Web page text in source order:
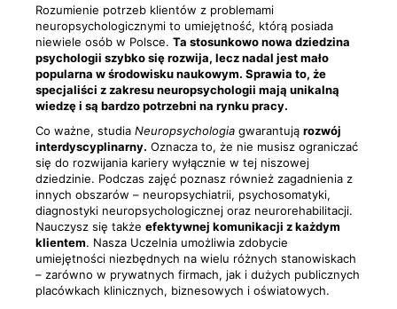
Rozumienie potrzeb klientów z problemami
neuropsychologicznymi to umiejętność, którą posiada
niewiele osób w Polsce.Ta stosunkowo nowa dziedzina
psychologii szybko się rozwija, lecz nadal jest mało
popularna w środowisku naukowym. Sprawia to, że
specjaliści z zakresu neuropsychologii mają unikalną
wiedzę i są bardzo potrzebni na rynku pracy.
Co ważne, studiaNeuropsychologiagwarantująrozwój
interdyscyplinarny. Oznacza to, że nie musisz ograniczać
się do rozwijania kariery wyłącznie w tej niszowej
dziedzinie. Podczas zajęć poznasz również zagadnienia z
innych obszarów – neuropsychiatrii, psychosomatyki,
diagnostyki neuropsychologicznej oraz neurorehabilitacji.
Nauczysz się takżeefektywnej komunikacji z każdym
klientem. Nasza Uczelnia umożliwia zdobycie
umiejętności niezbędnych na wielu różnych stanowiskach
– zarówno w prywatnych firmach, jak i dużych publicznych
placówkach klinicznych, biznesowych i oświatowych.